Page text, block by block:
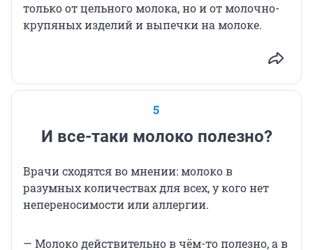
только от цельного молока, но и от молочно-
крупяных изделий и выпечки на молоке.
5
И все-таки молоко полезно?
Врачи сходятся во мнении: молоко в
разумных количествах для всех, у кого нет
непереносимости или аллергии.
— Молоко действительно в чём-то полезно, а в